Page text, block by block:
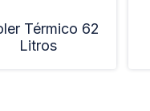
Térmico 62
Litros